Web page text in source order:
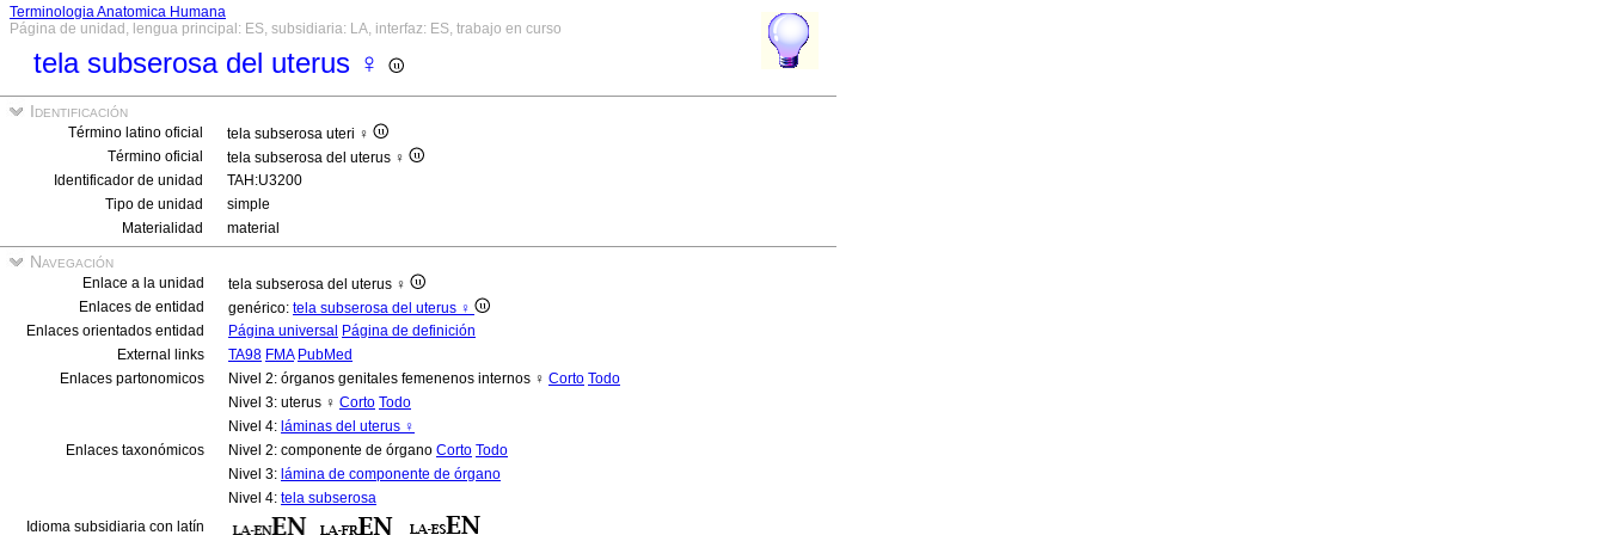
Terminologia Anatomica Humana
Página de unidad, lengua principal: ES, subsidiaria: LA, interfaz: ES, trabajo en curso
tela subserosa del uterus ♀
Identificación
Término latino oficial
tela subserosa uteri ♀
Término oficial
tela subserosa del uterus ♀
Identificador de unidad
TAH:U3200
Tipo de unidad
simple
Materialidad
material
Navegación
Enlace a la unidad
tela subserosa del uterus ♀
Enlaces de entidad
genérico: tela subserosa del uterus ♀
Enlaces orientados entidad
Página universal Página de definición
External links
TA98 FMA PubMed
Enlaces partonomicos
Nivel 2: órganos genitales femenenos internos ♀ Corto Todo
Nivel 3: uterus ♀ Corto Todo
Nivel 4: láminas del uterus ♀
Enlaces taxonómicos
Nivel 2: componente de órgano Corto Todo
Nivel 3: lámina de componente de órgano
Nivel 4: tela subserosa
Idioma subsidiaria con latín